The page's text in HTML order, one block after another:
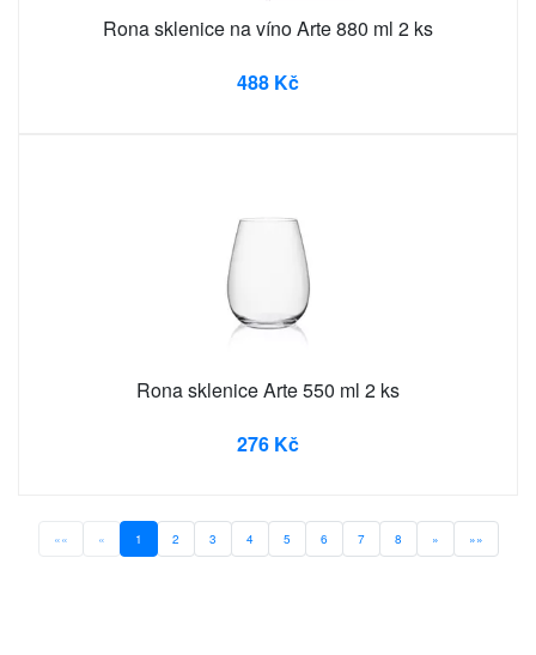
Rona sklenice na víno Arte 880 ml 2 ks
488 Kč
Rona sklenice Arte 550 ml 2 ks
276 Kč
«« « 1 2 3 4 5 6 7 8 » »»